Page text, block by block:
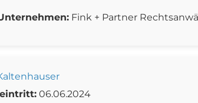
Fink + Partner
06.06.2024